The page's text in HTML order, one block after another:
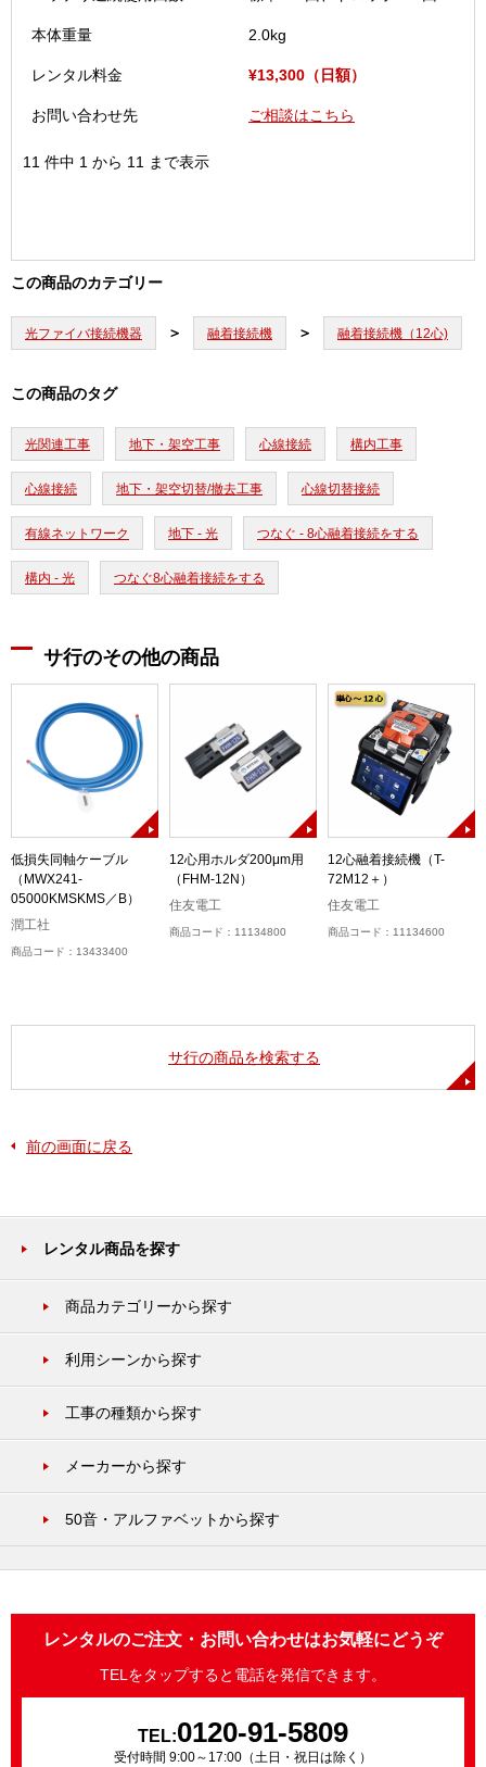
本体重量 2.0kg
レンタル料金 ¥13,300（日額）
お問い合わせ先 ご相談はこちら
11 件中 1 から 11 まで表示
この商品のカテゴリー
光ファイバ接続機器 融着接続機 融着接続機（12心)
この商品のタグ
光関連工事 地下・架空工事 心線接続 構内工事
心線接続 地下・架空切替/撤去工事 心線切替接続
有線ネットワーク 地下 - 光 つなぐ - 8心融着接続をする
構内 - 光 つなぐ8心融着接続をする
サ行のその他の商品
低損失同軸ケーブル
（MWX241-
05000KMSKMS／B）
潤工社
商品コード：13433400
12心用ホルダ200μm用
（FHM-12N）
住友電工
商品コード：11134800
12心融着接続機（T-
72M12＋）
住友電工
商品コード：11134600
サ行の商品を検索する
前の画面に戻る
レンタル商品を探す
商品カテゴリーから探す
利用シーンから探す
工事の種類から探す
メーカーから探す
50音・アルファベットから探す
レンタルのご注文・お問い合わせはお気軽にどうぞ
TELをタップすると電話を発信できます。
TEL:0120-91-5809
受付時間 9:00～17:00（土日・祝日は除く）